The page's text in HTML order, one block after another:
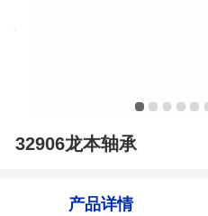
32906龙本轴承
产品详情